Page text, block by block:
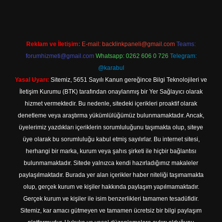
Reklam ve İletişim: E-mail: backlinkpaneli@gmail.com Teams:
forumhizmeti@gmail.com Whatsapp: 0262 606 0 726 Telegram:
@karabul
Yasal Uyarı: Sitemiz, 5651 Sayılı Kanun gereğince Bilgi Teknolojileri ve
İletişim Kurumu (BTK) tarafından onaylanmış bir Yer Sağlayıcı olarak
hizmet vermektedir. Bu nedenle, sitedeki içerikleri proaktif olarak
denetleme veya araştırma yükümlülüğümüz bulunmamaktadır. Ancak,
üyelerimiz yazdıkları içeriklerin sorumluluğunu taşımakta olup, siteye
üye olarak bu sorumluluğu kabul etmiş sayılırlar. Bu internet sitesi,
herhangi bir marka, kurum veya şahıs şirketi ile hiçbir bağlantısı
bulunmamaktadır. Sitede yalnızca kendi hazırladığımız makaleler
paylaşılmaktadır. Burada yer alan içerikler haber niteliği taşımamakta
olup, gerçek kurum ve kişiler hakkında paylaşım yapılmamaktadır.
Gerçek kurum ve kişiler ile isim benzerlikleri tamamen tesadüfidir.
Sitemiz, kar amacı gütmeyen ve tamamen ücretsiz bir bilgi paylaşım